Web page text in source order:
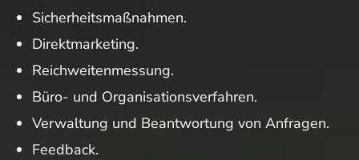
Sicherheitsmaßnahmen.
Direktmarketing.
Reichweitenmessung.
Büro- und Organisationsverfahren.
Verwaltung und Beantwortung von Anfragen.
Feedback.